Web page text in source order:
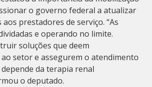
o governo federal a atualizar
prestadores de serviço. “As
e operando no limite.
soluções que deem
setor e assegurem o atendimento
da terapia renal
o deputado.